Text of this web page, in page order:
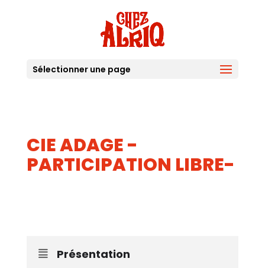
Sélectionner une page
CIE ADAGE -
PARTICIPATION LIBRE-
Présentation